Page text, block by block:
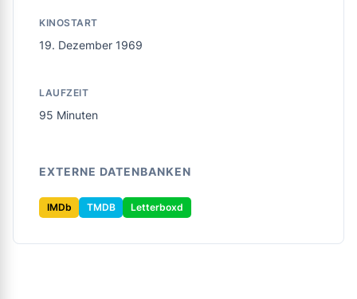
KINOSTART
19. Dezember 1969
LAUFZEIT
95 Minuten
EXTERNE DATENBANKEN
IMDb TMDB Letterboxd